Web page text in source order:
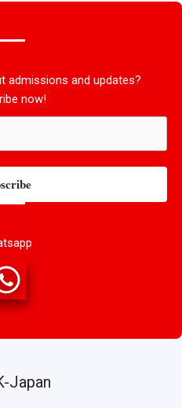
admissions and updates?
now!
Japan